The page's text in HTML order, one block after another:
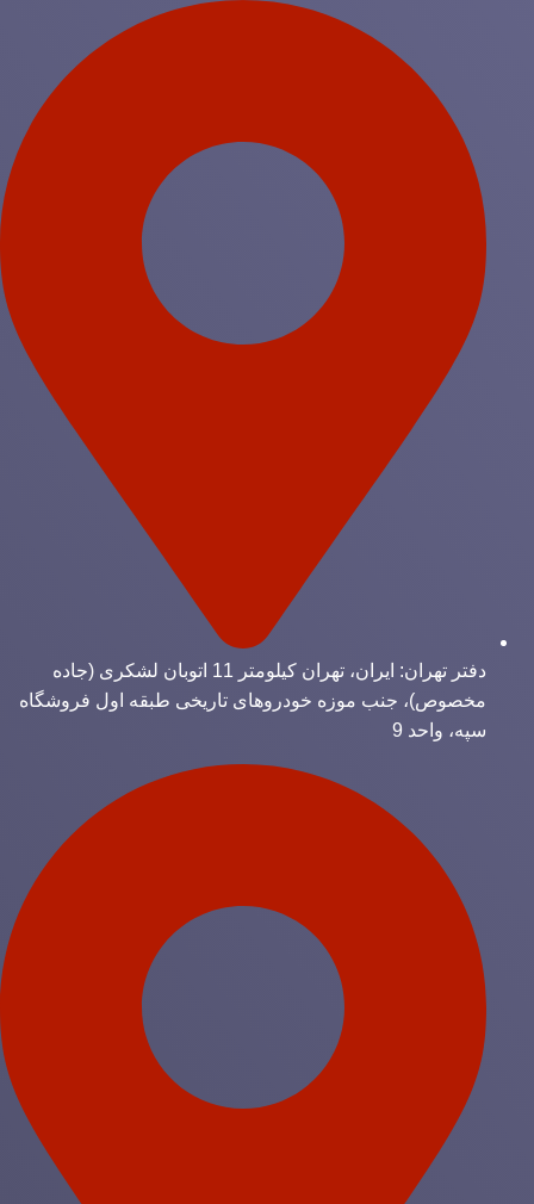
دفتر تهران: ایران، تهران کیلومتر 11 اتوبان لشکری (جاده
مخصوص)، جنب موزه خودروهای تاریخی طبقه اول فروشگاه
سپه، واحد 9